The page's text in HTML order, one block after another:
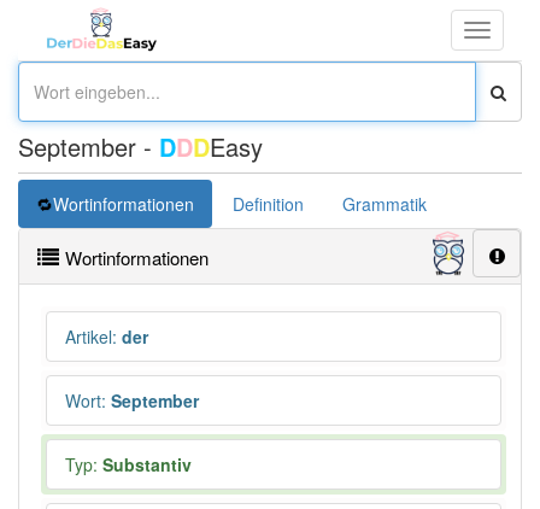
Toggle
September - DDDEasy
Wortinformationen Definition Grammatik
Wortinformationen
Artikel: der
Wort: September
Typ: Substantiv